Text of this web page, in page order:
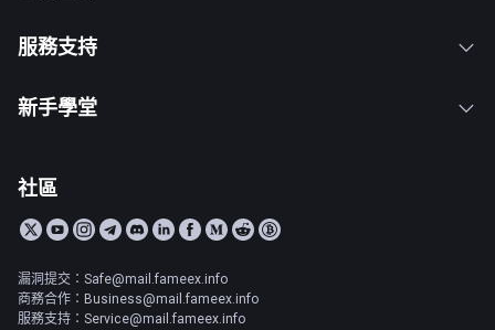
服務支持
新手學堂
社區
漏洞提交：Safe@mail.fameex.info
商務合作：Business@mail.fameex.info
服務支持：Service@mail.fameex.info